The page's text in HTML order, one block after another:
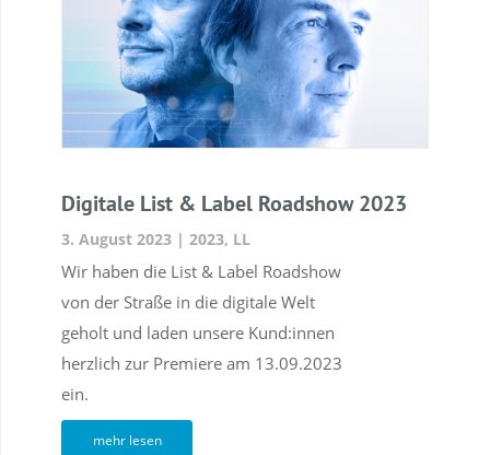
Digitale List & Label Roadshow 2023
3. August 2023 | 2023, LL
Wir haben die List & Label Roadshow
von der Straße in die digitale Welt
geholt und laden unsere Kund:innen
herzlich zur Premiere am 13.09.2023
ein.
mehr lesen